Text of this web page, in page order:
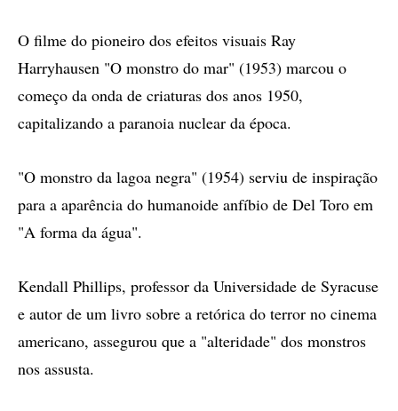
O filme do pioneiro dos efeitos visuais Ray
Harryhausen "O monstro do mar" (1953) marcou o
começo da onda de criaturas dos anos 1950,
capitalizando a paranoia nuclear da época.
"O monstro da lagoa negra" (1954) serviu de inspiração
para a aparência do humanoide anfíbio de Del Toro em
"A forma da água".
Kendall Phillips, professor da Universidade de Syracuse
e autor de um livro sobre a retórica do terror no cinema
americano, assegurou que a "alteridade" dos monstros
nos assusta.